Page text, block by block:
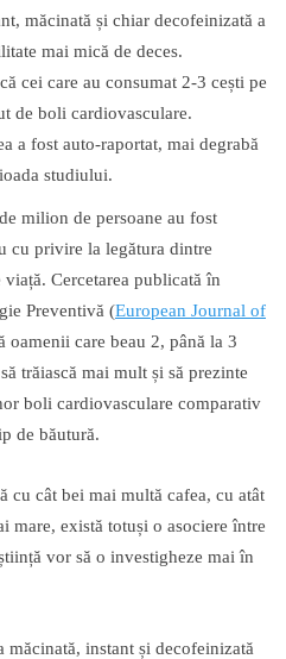
măcinată și chiar decofeinizată a
mai mică de deces.
cei care au consumat 2-3 cești pe
de boli cardiovasculare.
a fost auto-raportat, mai degrabă
studiului.
milion de persoane au fost
cu privire la legătura dintre
Cercetarea publicată în
Preventivă (European Journal of
oamenii care beau 2, până la 3
trăiască mai mult și să prezinte
boli cardiovasculare comparativ
de băutură.
cu cât bei mai multă cafea, cu atât
mare, există totuși o asociere între
vor să o investigheze mai în
măcinată, instant și decofeinizată